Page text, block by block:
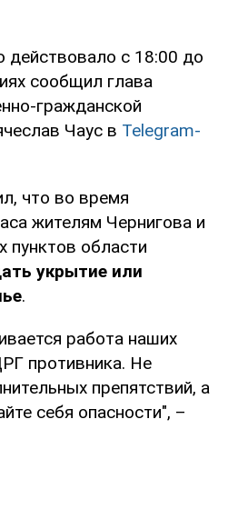
действовало с 18:00 до
сообщил глава
гражданской
Чаус в Telegram-
что во время
жителям Чернигова и
пунктов области
укрытие или
.
работа наших
противника. Не
препятствий, а
себя опасности", –